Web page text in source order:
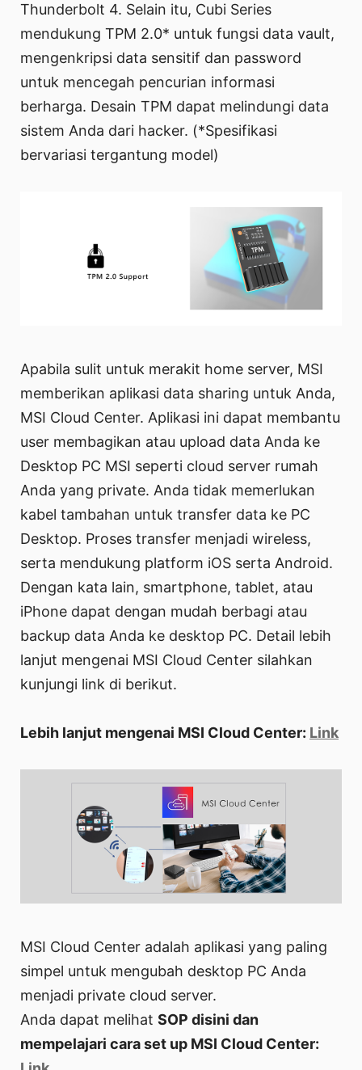
Thunderbolt 4. Selain itu, Cubi Series
mendukung TPM 2.0* untuk fungsi data vault,
mengenkripsi data sensitif dan password
untuk mencegah pencurian informasi
berharga. Desain TPM dapat melindungi data
sistem Anda dari hacker. (*Spesifikasi
bervariasi tergantung model)
Apabila sulit untuk merakit home server, MSI
memberikan aplikasi data sharing untuk Anda,
MSI Cloud Center. Aplikasi ini dapat membantu
user membagikan atau upload data Anda ke
Desktop PC MSI seperti cloud server rumah
Anda yang private. Anda tidak memerlukan
kabel tambahan untuk transfer data ke PC
Desktop. Proses transfer menjadi wireless,
serta mendukung platform iOS serta Android.
Dengan kata lain, smartphone, tablet, atau
iPhone dapat dengan mudah berbagi atau
backup data Anda ke desktop PC. Detail lebih
lanjut mengenai MSI Cloud Center silahkan
kunjungi link di berikut.
Lebih lanjut mengenai MSI Cloud Center: Link
MSI Cloud Center adalah aplikasi yang paling
simpel untuk mengubah desktop PC Anda
menjadi private cloud server.
Anda dapat melihat SOP disini dan
mempelajari cara set up MSI Cloud Center: